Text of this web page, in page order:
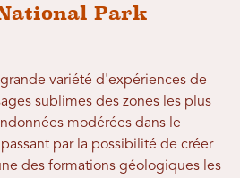
Park
variété d'expériences de
sublimes des zones les plus
modérées dans le
par la possibilité de créer
des formations géologiques les